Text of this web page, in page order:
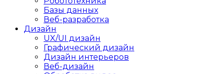
Базы данных
Веб-разработка
Дизайн
UX/UI дизайн
Графический дизайн
Дизайн интерьеров
Веб-дизайн